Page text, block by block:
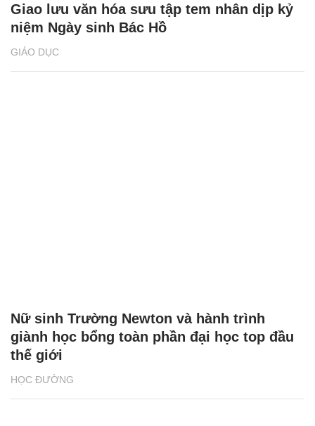
GIÁO DỤC
Giao lưu văn hóa sưu tập tem nhân dịp kỷ
niệm Ngày sinh Bác Hồ
HỌC ĐƯỜNG
Nữ sinh Trường Newton và hành trình
giành học bổng toàn phần đại học top đầu
thế giới